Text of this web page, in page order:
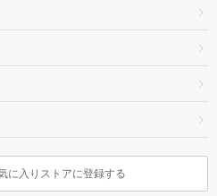
に入りストアに登録する